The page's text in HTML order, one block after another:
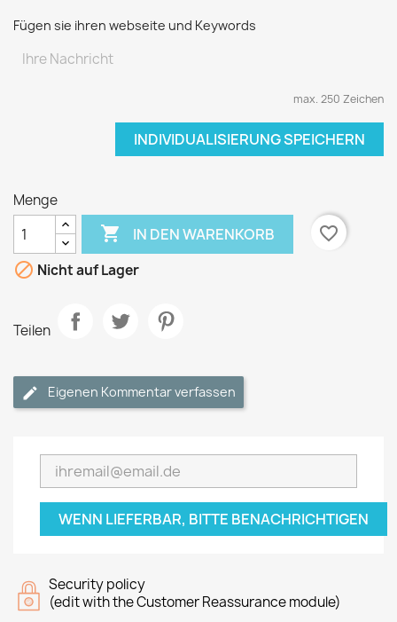
Fügen sie ihren webseite und Keywords
max. 250 Zeichen
INDIVIDUALISIERUNG SPEICHERN
Menge
 IN DEN WARENKORB
favorite_border
 Nicht auf Lager
Teilen
Eigenen Kommentar verfassen
WENN LIEFERBAR, BITTE BENACHRICHTIGEN
Security policy
(edit with the Customer Reassurance module)